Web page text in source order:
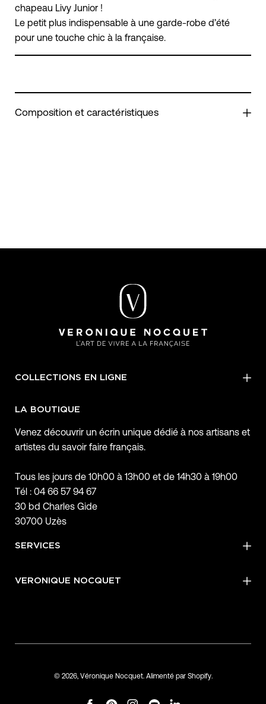
chapeau Livy Junior !
Le petit plus indispensable à une garde-robe d’été
pour une touche chic à la française.
Composition et caractéristiques
COLLECTIONS EN LIGNE
LA BOUTIQUE
Venez découvrir un écrin unique dédié à nos artisans et
artistes du savoir faire français.
Tous les jours de 10h00 à 13h00 et de 14h30 à 19h00
Tél : 04 66 57 94 67
30 bd Charles Gide
30700 Uzès
SERVICES
VERONIQUE NOCQUET
© 2026, Véronique Nocquet. Alimenté par Shopify.